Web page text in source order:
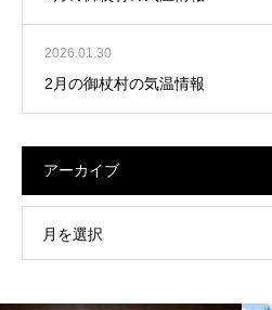
2026.01.30
2月の御杖村の気温情報
アーカイブ
月を選択